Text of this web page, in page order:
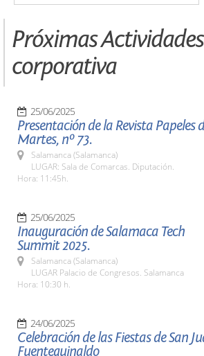
Próximas
corporativa
25/06/2025
Presentación de la Revista Papeles
Martes, nº 73.
Salamanca (Salamanca)
LUGAR: Sala de Comarcas. Diputación.
Hora: 11:45h.
25/06/2025
Inauguración de Salamaca Tech
Summit 2025.
Salamanca (Salamanca)
LUGAR Palacio de Congresos. Salamanca
Hora: 10:30 h.
24/06/2025
Celebración de las Fiestas de San
Fuenteguinaldo